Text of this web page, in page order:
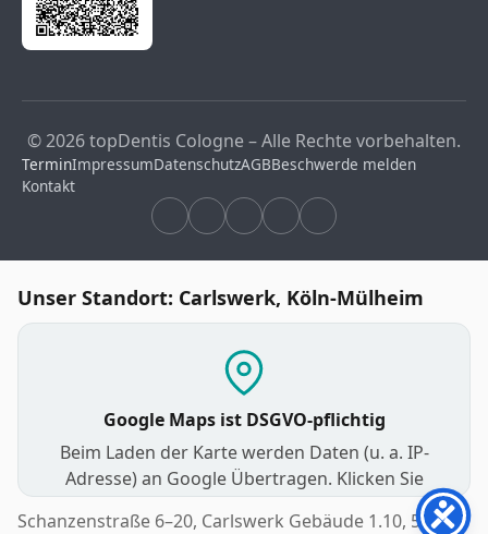
© 2026 topDentis Cologne – Alle Rechte vorbehalten.
TerminImpressumDatenschutzAGBBeschwerde melden
Kontakt
Unser Standort: Carlswerk, Köln-Mülheim
Google Maps ist DSGVO-pflichtig
Beim Laden der Karte werden Daten (u. a. IP-
Adresse) an Google Übertragen. Klicken Sie
unten, um zuzustimmen und die interaktive
Schanzenstraße 6–20, Carlswerk Gebäude 1.10, 51063